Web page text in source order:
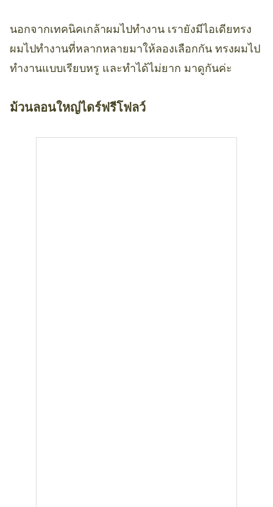
นอกจากเทคนิคเกล้าผมไปทำงาน เรายังมีไอเดียทรง
ผมไปทำงานที่หลากหลายมาให้ลองเลือกกัน ทรงผมไป
ทำงานแบบเรียบหรู และทำได้ไม่ยาก มาดูกันค่ะ
ม้วนลอนใหญ่ไดร์ฟรีโฟลว์